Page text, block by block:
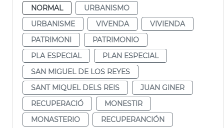
NORMAL
URBANISMO
URBANISME
VIVENDA
VIVIENDA
PATRIMONI
PATRIMONIO
PLA ESPECIAL
PLAN ESPECIAL
SAN MIGUEL DE LOS REYES
SANT MIQUEL DELS REIS
JUAN GINER
RECUPERACIÓ
MONESTIR
MONASTERIO
RECUPERANCIÓN